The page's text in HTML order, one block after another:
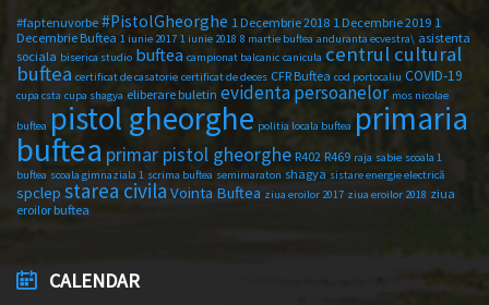
#faptenuvorbe #PistolGheorghe 1 Decembrie 2018 1 Decembrie 2019 1
Decembrie Buftea 1 iunie 2017 1 iunie 2018 8 martie buftea anduranta ecvestra\ asistenta
sociala biserica studio buftea campionat balcanic canicula centrul cultural
buftea certificat de casatorie certificat de deces CFR Buftea cod portocaliu COVID-19
cupa csta cupa shagya eliberare buletin evidenta persoanelor mos nicolae
buftea pistol gheorghe politia locala buftea primaria
buftea primar pistol gheorghe R402 R469 raja sabie scoala 1
buftea scoala gimnaziala 1 scrima buftea semimaraton shagya sistare energie electrică
spclep starea civila Vointa Buftea ziua eroilor 2017 ziua eroilor 2018 ziua
eroilor buftea
CALENDAR